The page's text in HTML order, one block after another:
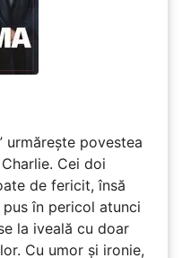
urmărește povestea
Cei doi
de fericit, însă
în pericol atunci
la iveală cu doar
Cu umor și ironie,